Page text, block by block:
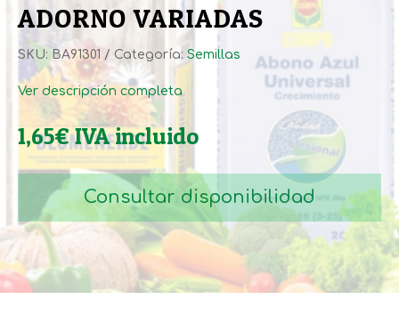
ADORNO VARIADAS
SKU: BA91301 Categoría: Semillas
Ver descripción completa
1,65€ IVA incluido
Consultar disponibilidad